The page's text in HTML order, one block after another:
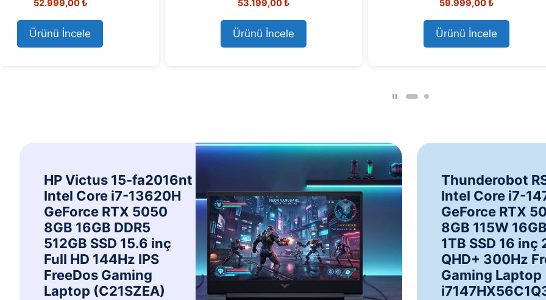
o
t
o
f
5
72.999,00
Ürünü İncele
o
t
o
f
5
73.999,00
Ürünü İncele
o
t
o
f
5
124.099,00
Ürünü İncele
HP Victus 15-fa2016nt
Intel Core i7-13620H
GeForce RTX 5050
8GB 16GB DDR5
512GB SSD 15.6 inç
Full HD 144Hz IPS
FreeDos Gaming
Laptop (C21SZEA)
Thunderobot
Intel Core i7-
GeForce RTX
8GB 115W
1TB SSD 16 inç
QHD+ 300Hz
Gaming Laptop